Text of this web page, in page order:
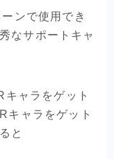
ンで使用でき
なサポートキャ
ャラをゲット
キャラをゲット
と